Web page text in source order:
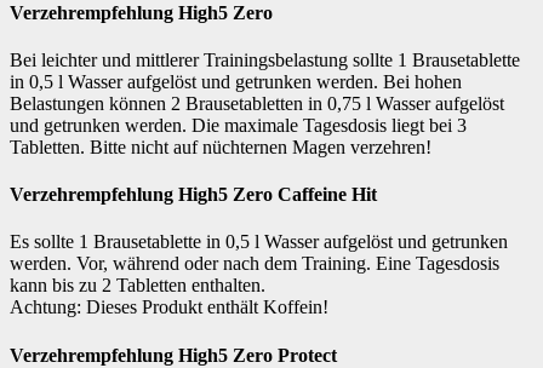
Verzehrempfehlung High5 Zero
Bei leichter und mittlerer Trainingsbelastung sollte 1 Brausetablette
in 0,5 l Wasser aufgelöst und getrunken werden. Bei hohen
Belastungen können 2 Brausetabletten in 0,75 l Wasser aufgelöst
und getrunken werden. Die maximale Tagesdosis liegt bei 3
Tabletten. Bitte nicht auf nüchternen Magen verzehren!
Verzehrempfehlung High5 Zero Caffeine Hit
Es sollte 1 Brausetablette in 0,5 l Wasser aufgelöst und getrunken
werden. Vor, während oder nach dem Training. Eine Tagesdosis
kann bis zu 2 Tabletten enthalten.
Achtung: Dieses Produkt enthält Koffein!
Verzehrempfehlung High5 Zero Protect